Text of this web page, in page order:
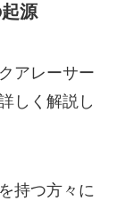
源
アレーサー
しく解説し
持つ方々に